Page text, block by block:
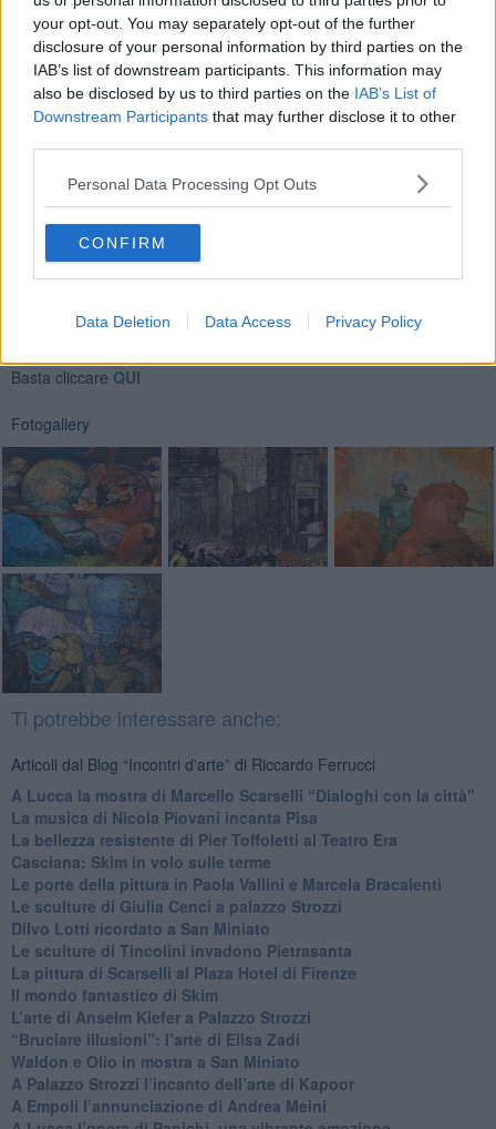
your opt-out. You may separately opt-out of the further
disclosure of your personal information by third parties on the
IAB’s list of downstream participants. This information may
also be disclosed by us to third parties on the IAB’s List of
Downstream Participants that may further disclose it to other
Personal Data Processing Opt Outs
CONFIRM
Data Deletion Data Access Privacy Policy
Io sono un’autodidatta, ho bisogno di star solo nel mio studio e
creare le mie visioni. Cancellare, aggiungere, la pittura nasce da
uno strano incontro tra dilettantismo e professionalità. Io sono
come un bambino, padrone del suo mondo che è lo studio dove
vivo e passo gran parte del mio tempo, mettendo in scena i miei
sogni, le mie letture, le mie emozioni .
Riccardo Ferrucci
Newsletter QUInews - ToscanaMedia.Arriva gratis tutti i giorni
Basta cliccare QUI
Fotogallery
Ti potrebbe interessare anche:
Articoli dal Blog “Incontri d'arte” di Riccardo Ferrucci
A Lucca la mostra di Marcello Scarselli “Dialoghi con la città"
​La musica di Nicola Piovani incanta Pisa
​La bellezza resistente di Pier Toffoletti al Teatro Era
​Casciana: Skim in volo sulle terme
​Le porte della pittura in Paola Vallini e Marcela Bracalenti
​Le sculture di Giulia Cenci a palazzo Strozzi
​Dilvo Lotti ricordato a San Miniato
​Le sculture di Tincolini invadono Pietrasanta
La pittura di Scarselli al Plaza Hotel di Firenze
​Il mondo fantastico di Skim
​L’arte di Anselm Kiefer a Palazzo Strozzi
​“Bruciare illusioni”: l’arte di Elisa Zadi
​Waldon e Olio in mostra a San Miniato
​A Palazzo Strozzi l’incanto dell’arte di Kapoor
​A Empoli l’annunciazione di Andrea Meini